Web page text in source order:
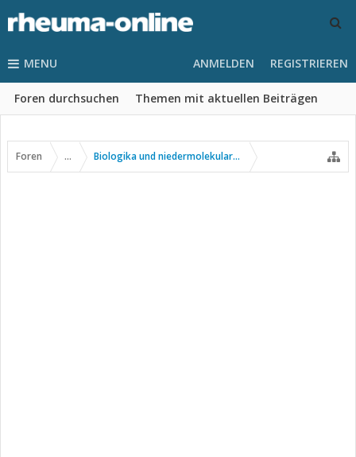
MENU
Foren durchsuchen Themen mit aktuellen Beiträgen
ANMELDEN REGISTRIEREN
Foren ... Biologika und niedermolekulare Wirkstoffe